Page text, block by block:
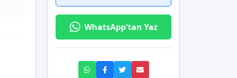
WhatsApp'tan Yaz